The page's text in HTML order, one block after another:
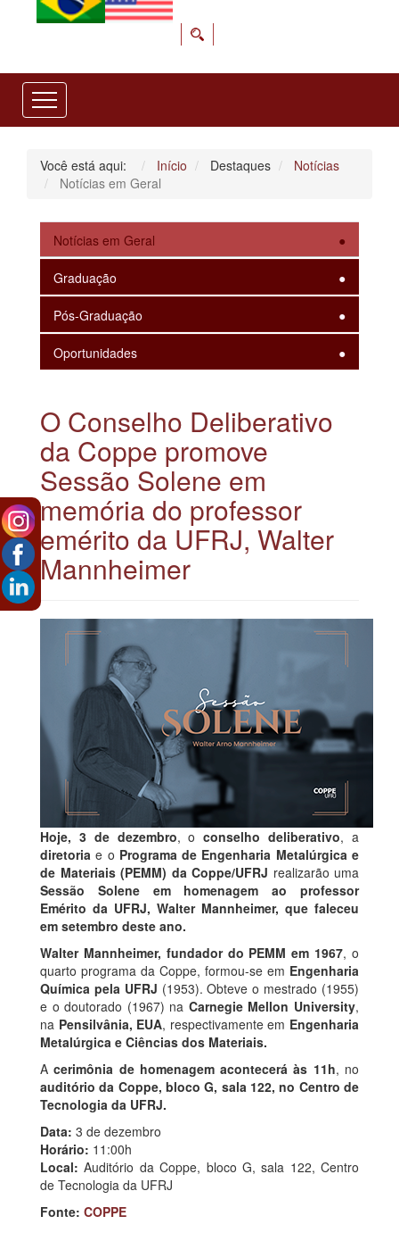
Você está aqui: Início Destaques
Notícias
Notícias em Geral
Notícias em Geral
Graduação
Pós-Graduação
Oportunidades
O Conselho Deliberativo
da Coppe promove
Sessão Solene em
memória do professor
emérito da UFRJ, Walter
Mannheimer
Hoje, 3 de dezembro, oconselho deliberativo, a
diretoria e o Programa de Engenharia Metalúrgica e
de Materiais (PEMM) da Coppe/UFRJ realizarão uma
Sessão Solene em homenagem ao professor
Emérito da UFRJ, Walter Mannheimer, que faleceu
em setembro deste ano.
Walter Mannheimer, fundador do PEMM em 1967, o
quarto programa da Coppe, formou-se em Engenharia
Química pela UFRJ (1953). Obteve o mestrado (1955)
e o doutorado (1967) na Carnegie Mellon University,
na Pensilvânia, EUA, respectivamente em Engenharia
Metalúrgica e Ciências dos Materiais.
Acerimônia de homenagem acontecerá às 11h, no
auditório da Coppe, bloco G, sala 122, no Centro de
Tecnologia da UFRJ.
Data: 3 de dezembro
Horário: 11:00h
Local: Auditório da Coppe, bloco G, sala 122, Centro
de Tecnologia da UFRJ
Fonte: COPPE